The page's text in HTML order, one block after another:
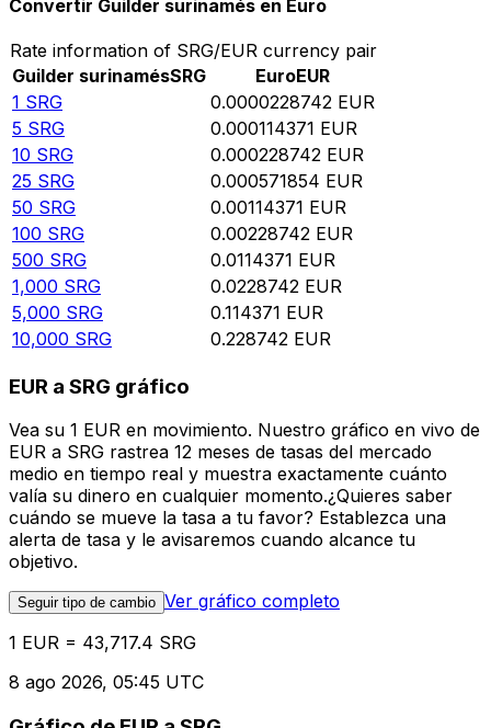
Convertir Guilder surinamés en Euro
Rate information of SRG/EUR currency pair
Guilder surinamésSRG EuroEUR
1 SRG 0.0000228742 EUR
5 SRG 0.000114371 EUR
10 SRG 0.000228742 EUR
25 SRG 0.000571854 EUR
50 SRG 0.00114371 EUR
100 SRG 0.00228742 EUR
500 SRG 0.0114371 EUR
1,000 SRG 0.0228742 EUR
5,000 SRG 0.114371 EUR
10,000 SRG 0.228742 EUR
EUR a SRG gráfico
Vea su 1 EUR en movimiento. Nuestro gráfico en vivo de
EUR a SRG rastrea 12 meses de tasas del mercado
medio en tiempo real y muestra exactamente cuánto
valía su dinero en cualquier momento.¿Quieres saber
cuándo se mueve la tasa a tu favor? Establezca una
alerta de tasa y le avisaremos cuando alcance tu
objetivo.
Seguir tipo de cambio Ver gráfico completo
1 EUR = 43,717.4 SRG
8 ago 2026, 05:45 UTC